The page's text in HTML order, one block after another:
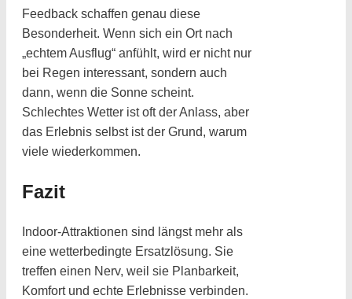
Feedback schaffen genau diese
Besonderheit. Wenn sich ein Ort nach
„echtem Ausflug“ anfühlt, wird er nicht nur
bei Regen interessant, sondern auch
dann, wenn die Sonne scheint.
Schlechtes Wetter ist oft der Anlass, aber
das Erlebnis selbst ist der Grund, warum
viele wiederkommen.
Fazit
Indoor-Attraktionen sind längst mehr als
eine wetterbedingte Ersatzlösung. Sie
treffen einen Nerv, weil sie Planbarkeit,
Komfort und echte Erlebnisse verbinden.